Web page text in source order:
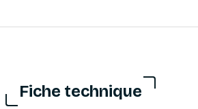
Fiche technique